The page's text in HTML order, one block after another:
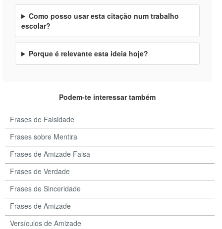
Como posso usar esta citação num trabalho
escolar?
Porque é relevante esta ideia hoje?
Podem-te interessar também
Frases de Falsidade
Frases sobre Mentira
Frases de Amizade Falsa
Frases de Verdade
Frases de Sinceridade
Frases de Amizade
Versículos de Amizade